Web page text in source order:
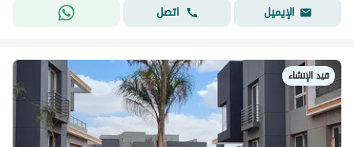
الإيميل
اتصل
قيد الإنشاء